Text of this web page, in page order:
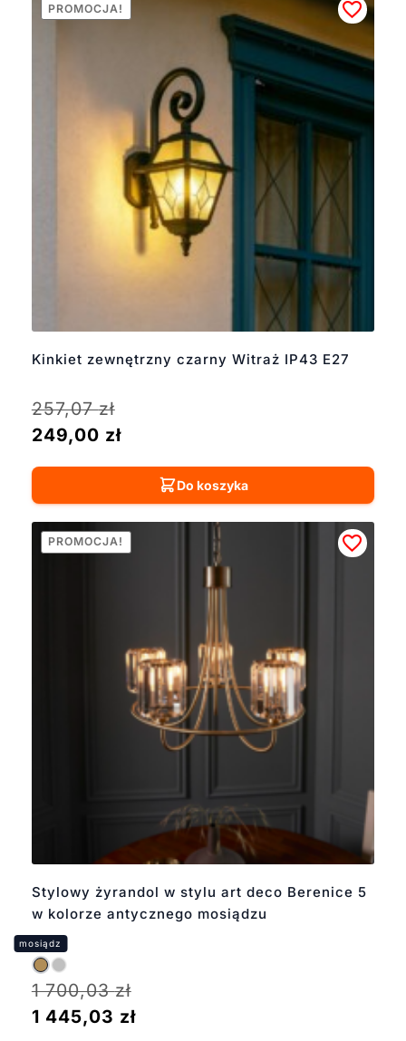
Kinkiet zewnętrzny czarny Witraż IP43 E27
PROMOCJA!
257,07zł
249,00 zł
Do koszyka
Stylowy żyrandol w stylu art deco Berenice 5
w kolorze antycznego mosiądzu
PROMOCJA!
1 700,03zł
1 445,03 zł